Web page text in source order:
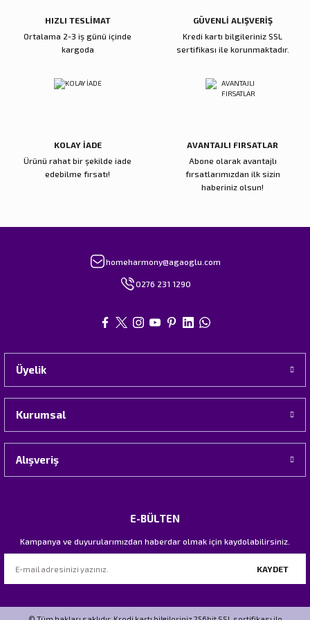
HIZLI TESLİMAT
Ortalama 2-3 iş günü içinde
kargoda
GÜVENLİ ALIŞVERİŞ
Kredi kartı bilgileriniz SSL
sertifikası ile korunmaktadır.
KOLAY İADE
Ürünü rahat bir şekilde iade
edebilme fırsatı!
AVANTAJLI FIRSATLAR
Abone olarak avantajlı
fırsatlarımızdan ilk sizin
haberiniz olsun!
homeharmony@agaoglu.com
0276 231 1290
Üyelik
Kurumsal
Alışveriş
E-BÜLTEN
Kampanya ve duyurularımızdan haberdar olmak için kaydolabilirsiniz.
KAYDET